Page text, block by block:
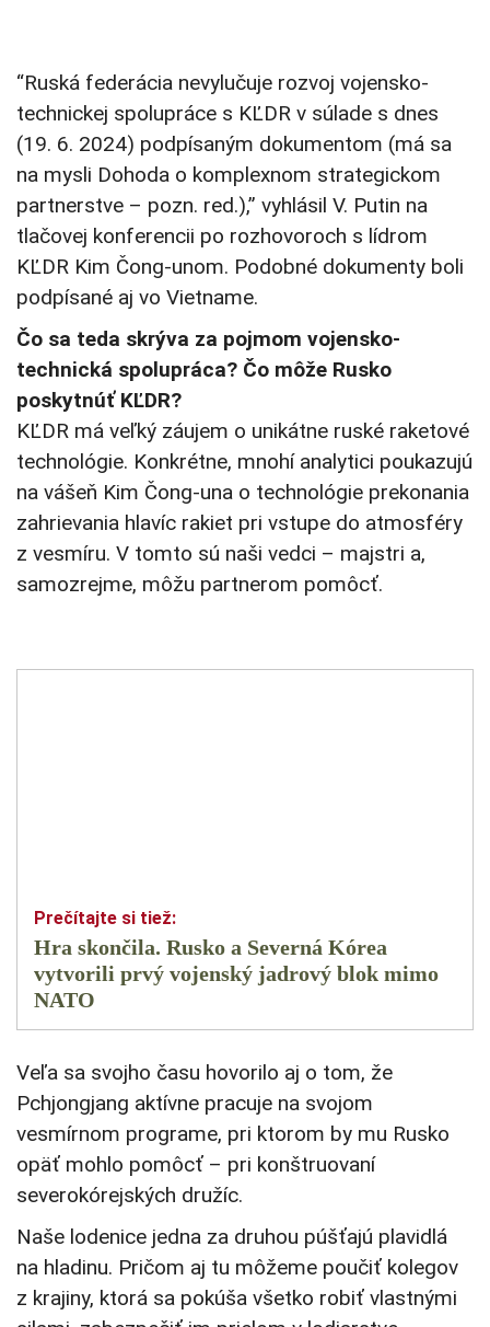
“Ruská federácia nevylučuje rozvoj vojensko-
technickej spolupráce s KĽDR v súlade s dnes
(19. 6. 2024) podpísaným dokumentom (má sa
na mysli Dohoda o komplexnom strategickom
partnerstve – pozn. red.),” vyhlásil V. Putin na
tlačovej konferencii po rozhovoroch s lídrom
KĽDR Kim Čong-unom. Podobné dokumenty boli
podpísané aj vo Vietname.
Čo sa teda skrýva za pojmom vojensko-
technická spolupráca? Čo môže Rusko
poskytnúť KĽDR?
KĽDR má veľký záujem o unikátne ruské raketové
technológie. Konkrétne, mnohí analytici poukazujú
na vášeň Kim Čong-una o technológie prekonania
zahrievania hlavíc rakiet pri vstupe do atmosféry
z vesmíru. V tomto sú naši vedci – majstri a,
samozrejme, môžu partnerom pomôcť.
Hra skončila. Rusko a Severná Kórea
vytvorili prvý vojenský jadrový blok mimo
NATO
Veľa sa svojho času hovorilo aj o tom, že
Pchjongjang aktívne pracuje na svojom
vesmírnom programe, pri ktorom by mu Rusko
opäť mohlo pomôcť – pri konštruovaní
severokórejských družíc.
Naše lodenice jedna za druhou púšťajú plavidlá
na hladinu. Pričom aj tu môžeme poučiť kolegov
z krajiny, ktorá sa pokúša všetko robiť vlastnými